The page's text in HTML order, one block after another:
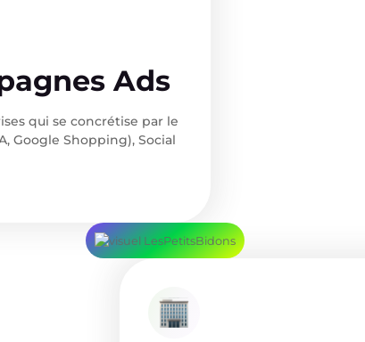
Ads
qui se concrétise par le
Google Shopping), Social